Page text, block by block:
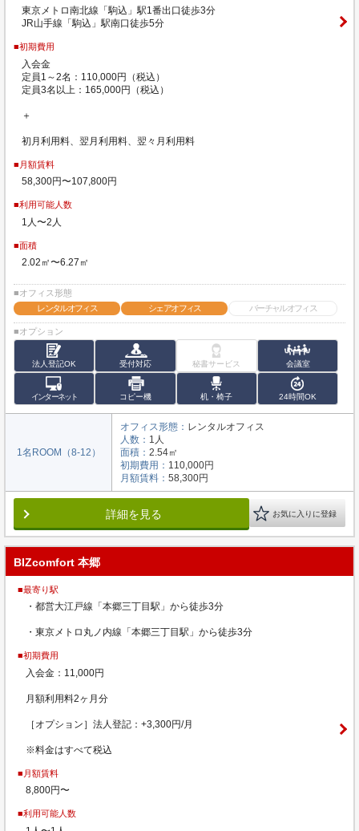
東京メトロ南北線「駒込」駅1番出口徒歩3分
JR山手線「駒込」駅南口徒歩5分
■初期費用
入会金
定員1～2名：110,000円（税込）
定員3名以上：165,000円（税込）
＋
初月利用料、翌月利用料、翌々月利用料
■月額賃料
58,300円〜107,800円
■利用可能人数
1人〜2人
■面積
2.02㎡〜6.27㎡
■オフィス形態
レンタルオフィス
シェアオフィス バーチャルオフィス
■オプション
法人登記OK 受付対応 秘書サービス 会議室
インターネット コピー機 机・椅子 24時間OK
1名ROOM（8-12）
オフィス形態： レンタルオフィス
人数： 1人
面積： 2.54㎡
初期費用： 110,000円
月額賃料： 58,300円
詳細を見る お気に入りに登録
BIZcomfort 本郷
■最寄り駅
・都営大江戸線「本郷三丁目駅」から徒歩3分
・東京メトロ丸ノ内線「本郷三丁目駅」から徒歩3分
■初期費用
入会金：11,000円
月額利用料2ヶ月分
［オプション］法人登記：+3,300円/月
※料金はすべて税込
■月額賃料
8,800円〜
■利用可能人数